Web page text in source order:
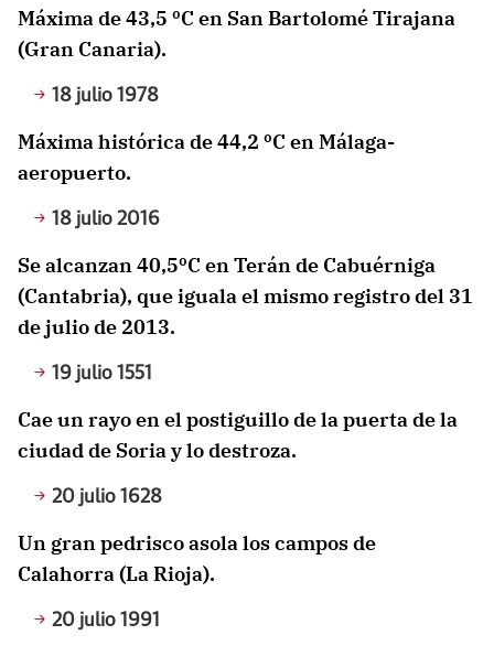
Máxima de 43,5 ºC en San Bartolomé Tirajana
(Gran Canaria).
18 julio 1978
Máxima histórica de 44,2 ºC en Málaga-
aeropuerto.
18 julio 2016
Se alcanzan 40,5ºC en Terán de Cabuérniga
(Cantabria), que iguala el mismo registro del 31
de julio de 2013.
19 julio 1551
Cae un rayo en el postiguillo de la puerta de la
ciudad de Soria y lo destroza.
20 julio 1628
Un gran pedrisco asola los campos de
Calahorra (La Rioja).
20 julio 1991